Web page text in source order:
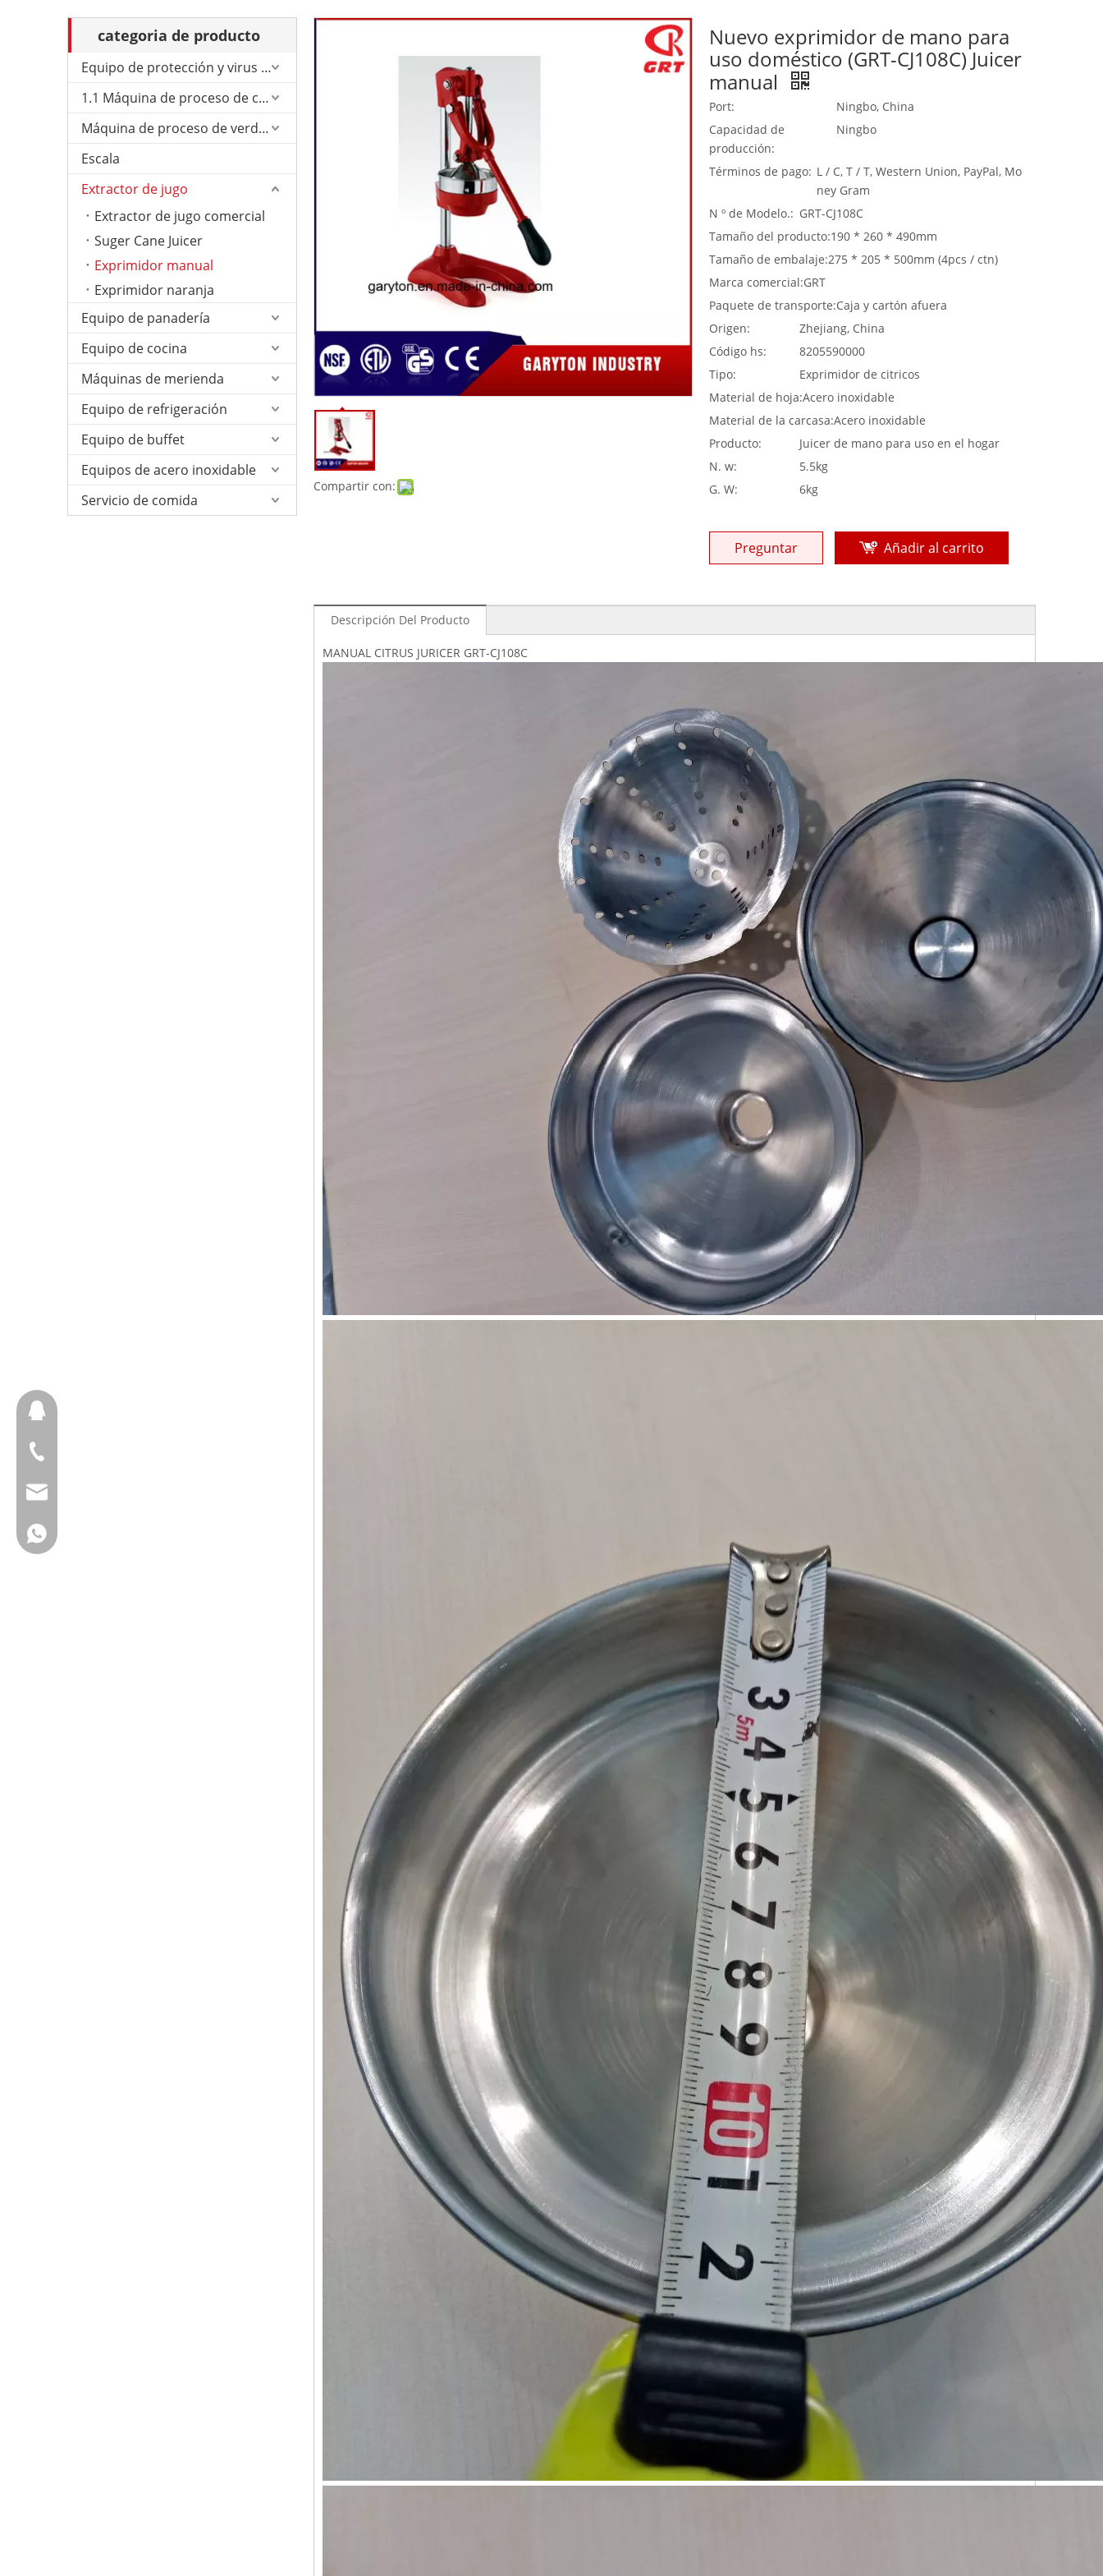
Equipos de acero inoxidable
categoria de producto
Equipo de protección y virus de Corona.
1.1 Máquina de proceso de carne
Máquina de proceso de verduras
Escala
Extractor de jugo
Extractor de jugo comercial
Suger Cane Juicer
Exprimidor manual
Exprimidor naranja
Equipo de panadería
Equipo de cocina
Máquinas de merienda
Equipo de refrigeración
Equipo de buffet
Equipos de acero inoxidable
Servicio de comida
Compartir con:
Nuevo exprimidor de mano para
uso doméstico (GRT-CJ108C) Juicer
manual
Port:
Ningbo, China
Capacidad de
producción:
Ningbo
Términos de pago: L / C, T / T, Western Union, PayPal, Mo
ney Gram
N º de Modelo.: GRT-CJ108C
Tamaño del producto:190 * 260 * 490mm
Tamaño de embalaje:275 * 205 * 500mm (4pcs / ctn)
Marca comercial:GRT
Paquete de transporte:Caja y cartón afuera
Origen:
Zhejiang, China
Código hs:
8205590000
Tipo:
Exprimidor de citricos
Material de hoja:Acero inoxidable
Material de la carcasa:Acero inoxidable
Producto:
Juicer de mano para uso en el hogar
N. w:
5.5kg
G. W:
6kg
Preguntar Añadir al carrito
Descripción Del Producto
MANUAL CITRUS JURICER GRT-CJ108C